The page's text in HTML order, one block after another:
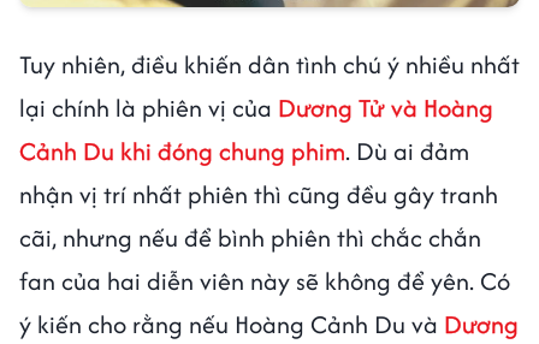
Tuy nhiên, điều khiến dân tình chú ý nhiều nhất
lại chính là phiên vị của Dương Tử và Hoàng
Cảnh Du khi đóng chung phim. Dù ai đảm
nhận vị trí nhất phiên thì cũng đều gây tranh
cãi, nhưng nếu để bình phiên thì chắc chắn
fan của hai diễn viên này sẽ không để yên. Có
ý kiến cho rằng nếu Hoàng Cảnh Du và Dương